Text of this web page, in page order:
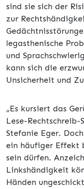
sind sie sich der
zur
legasthenische
und
kann sich die
Unsicherheit und
„Es kursiert das
Lese-Rechtschreib-
Stefanie Eger.
ein häufiger Effekt
sein dürfen.
Linkshändigkeit
Händen